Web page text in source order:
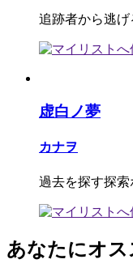
追跡者から逃げ
虚白ノ夢
カナヲ
過去を探す探索
あなたにオ